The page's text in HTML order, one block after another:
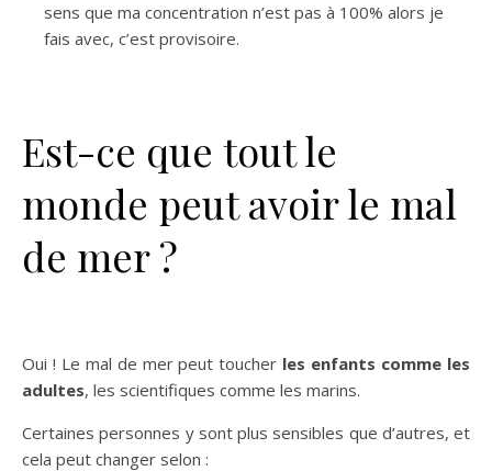
sens que ma concentration n’est pas à 100% alors je
fais avec, c’est provisoire.
Est-ce que tout le
monde peut avoir le mal
de mer ?
Oui ! Le mal de mer peut toucher les enfants comme les
adultes, les scientifiques comme les marins.
Certaines personnes y sont plus sensibles que d’autres, et
cela peut changer selon :